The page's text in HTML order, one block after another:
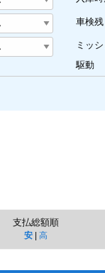
車検残
ミッ
駆動
支払総額順
安| 高